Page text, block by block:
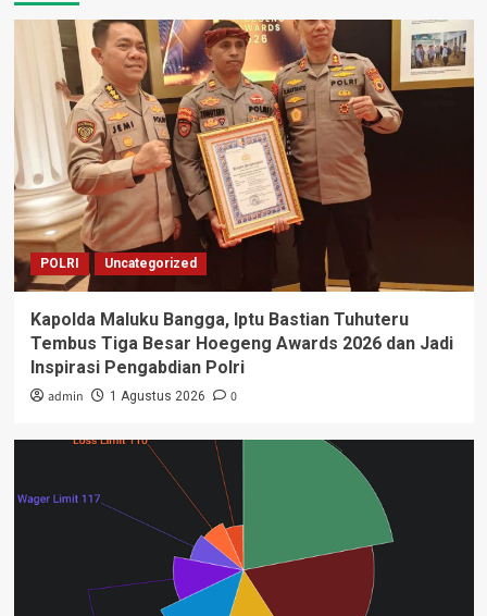
POLRI Uncategorized
Kapolda Maluku Bangga, Iptu Bastian Tuhuteru
Tembus Tiga Besar Hoegeng Awards 2026 dan Jadi
Inspirasi Pengabdian Polri
admin 1 Agustus 2026 0